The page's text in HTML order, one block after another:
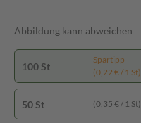
Abbildung kann abweichen
100 St
Spartipp
(0,22 € / 1 St)
50 St (0,35 € / 1 St)